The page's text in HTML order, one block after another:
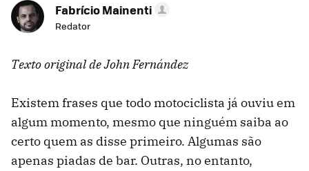
Fabrício Mainenti
Redator
Texto original de John Fernández
Existem frases que todo motociclista já ouviu em
algum momento, mesmo que ninguém saiba ao
certo quem as disse primeiro. Algumas são
apenas piadas de bar. Outras, no entanto,